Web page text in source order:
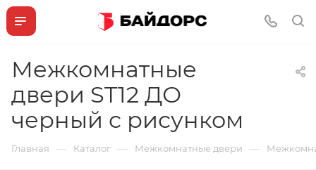
Межкомнатные
двери ST12 ДО
черный с рисунком
Главная — Каталог — Межкомнатные двери —